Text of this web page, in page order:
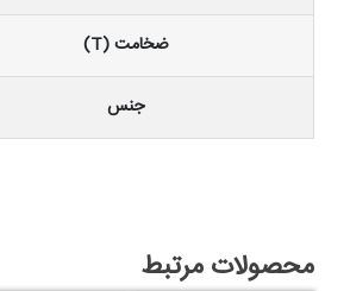
ضخامت (T)
جنس
محصولات مرتبط